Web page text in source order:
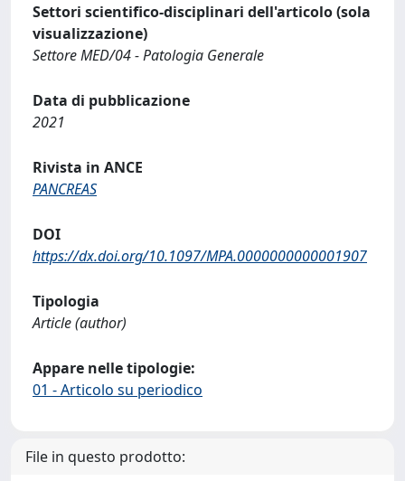
Settori scientifico-disciplinari dell'articolo (sola
visualizzazione)
Settore MED/04 - Patologia Generale
Data di pubblicazione
2021
Rivista in ANCE
PANCREAS
DOI
https://dx.doi.org/10.1097/MPA.0000000000001907
Tipologia
Article (author)
Appare nelle tipologie:
01 - Articolo su periodico
File in questo prodotto: